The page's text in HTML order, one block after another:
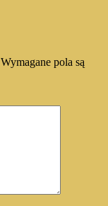
Wymagane pola są